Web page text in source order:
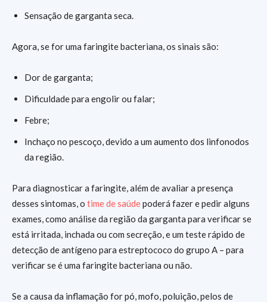
Sensação de garganta seca.
Agora, se for uma faringite bacteriana, os sinais são:
Dor de garganta;
Dificuldade para engolir ou falar;
Febre;
Inchaço no pescoço, devido a um aumento dos linfonodos
da região.
Para diagnosticar a faringite, além de avaliar a presença
desses sintomas, o time de saúdepoderá fazer e pedir alguns
exames, como análise da região da garganta para verificar se
está irritada, inchada ou com secreção, e um teste rápido de
detecção de antígeno para estreptococo do grupo A – para
verificar se é uma faringite bacteriana ou não.
Se a causa da inflamação for pó, mofo, poluição, pelos de